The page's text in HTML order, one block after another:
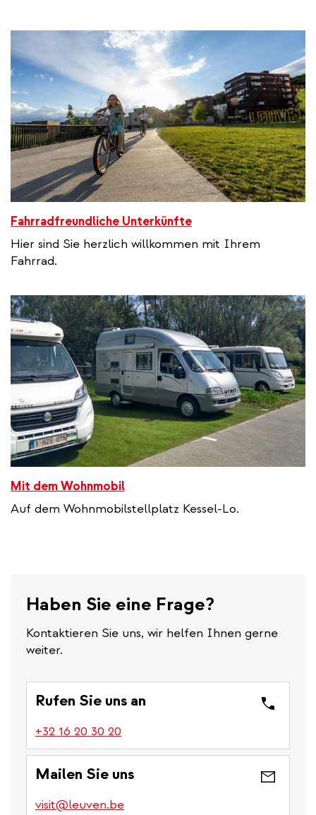
Fahrradfreundliche Unterkünfte
Hier sind Sie herzlich willkommen mit Ihrem
Fahrrad.
Mit dem Wohnmobil
Auf dem Wohnmobilstellplatz Kessel-Lo.
Haben Sie eine Frage?
Kontaktieren Sie uns, wir helfen Ihnen gerne
weiter.
Rufen Sie uns an
+32 16 20 30 20
is
phone
number)
Mailen Sie uns
visit@leuven.be